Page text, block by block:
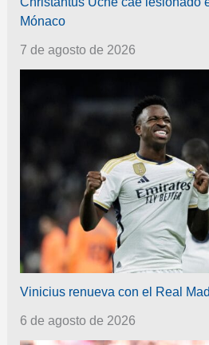
Mónaco
7 de agosto de 2026
Vinicius renueva con el Real
6 de agosto de 2026